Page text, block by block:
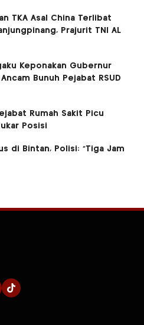
TKA Asal China Terlibat
Prajurit TNI AL
Keponakan Gubernur
Bunuh Pejabat RSUD
Rumah Sakit Picu
Posisi
di Bintan, Polisi: “Tiga Jam